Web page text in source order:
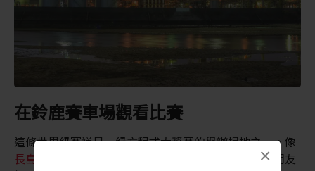
×
在鈴鹿賽車場觀看比賽
這條世界級賽道是一級方程式大獎賽的舉辦場地之一。像
長島度假村
一樣，賽道旁也設有一家遊樂園，讓小朋友